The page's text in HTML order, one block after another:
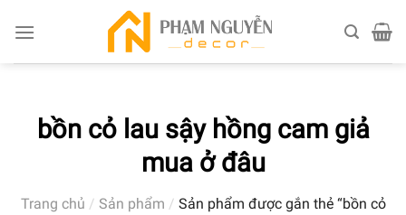
bồn cỏ lau sậy hồng cam giả
mua ở đâu
Trang chủ / Sản phẩm / Sản phẩm được gắn thẻ “bồn cỏ